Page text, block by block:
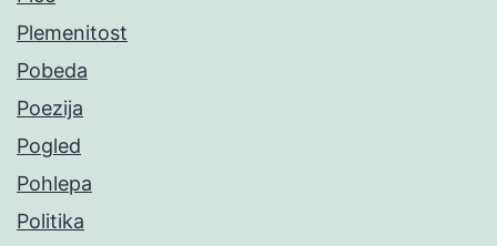
Plemenitost
Pobeda
Poezija
Pogled
Pohlepa
Politika